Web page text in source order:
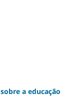
a educação